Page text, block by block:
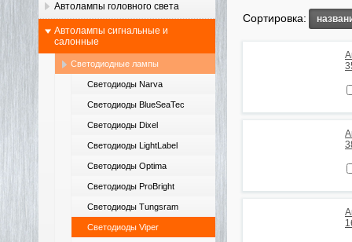
Автолампы головного света
Автолампы сигнальные и
салонные
Светодиодные лампы
Светодиоды Narva
Светодиоды BlueSeaTec
Светодиоды Dixel
Светодиоды LightLabel
Светодиоды Optima
Светодиоды ProBright
Светодиоды Tungsram
Светодиоды Viper
Сортировка: